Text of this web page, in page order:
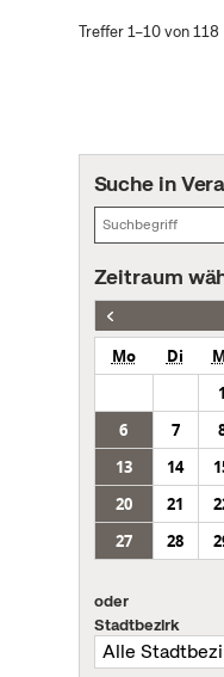
Treffer 1–10 von 118
Suche in
Zeitraum
Mo Di
1
6
7
13
14
20
21
27
28
oder
Stadtbezirk